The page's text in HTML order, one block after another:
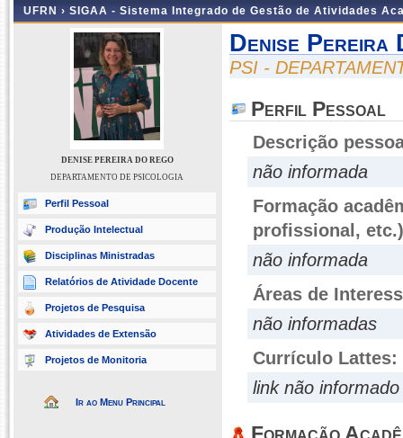
UFRN › SIGAA - Sistema Integrado de Gestão de Atividades
DENISE PEREIRA DO REGO
DEPARTAMENTO DE PSICOLOGIA
Perfil Pessoal
Produção Intelectual
Disciplinas Ministradas
Relatórios de Atividade Docente
Projetos de Pesquisa
Atividades de Extensão
Projetos de Monitoria
Ir ao Menu Principal
Denise Pereira
PSI -
Perfil Pessoal
Descrição
não informada
Formação
profissional, etc.)
não informada
Áreas de
não informadas
Currículo Lattes:
link não informado